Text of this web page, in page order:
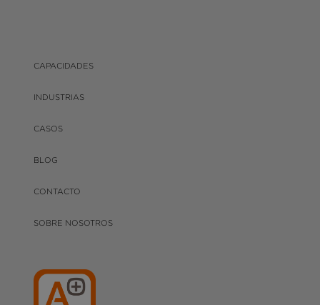
CAPACIDADES
INDUSTRIAS
CASOS
BLOG
CONTACTO
SOBRE NOSOTROS